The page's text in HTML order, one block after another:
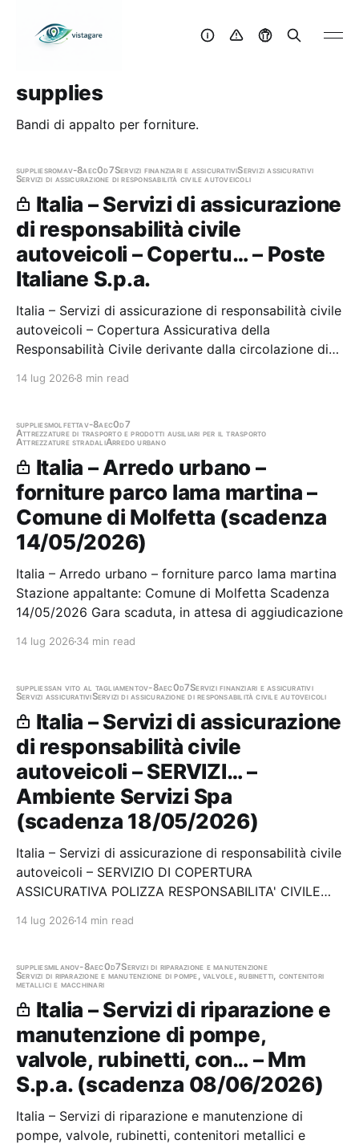
supplies
Bandi di appalto per forniture.
suppliesromav-8aec0d7Servizi finanziari e assicurativiServizi assicurativi
Servizi di assicurazione di responsabilità civile autoveicoli
Italia – Servizi di assicurazione
di responsabilità civile
autoveicoli – Copertu… – Poste
Italiane S.p.a.
Italia – Servizi di assicurazione di responsabilità civile
autoveicoli – Copertura Assicurativa della
Responsabilità Civile derivante dalla circolazione di
Stazione appaltante: Poste Italiane S.p.a. Gara
14 lug 2026 8 min read
suppliesmolfettav-8aec0d7
Attrezzature di trasporto e prodotti ausiliari per il trasporto
Attrezzature stradaliArredo urbano
Italia – Arredo urbano –
forniture parco lama martina –
Comune di Molfetta (scadenza
14/05/2026)
Italia – Arredo urbano – forniture parco lama martina
Stazione appaltante: Comune di Molfetta Scadenza
14/05/2026 Gara scaduta, in attesa di aggiudicazione
14 lug 2026 34 min read
suppliessan vito al tagliamentov-8aec0d7Servizi finanziari e assicurativi
Servizi assicurativiServizi di assicurazione di responsabilità civile autoveicoli
Italia – Servizi di assicurazione
di responsabilità civile
autoveicoli – SERVIZI… –
Ambiente Servizi Spa
(scadenza 18/05/2026)
Italia – Servizi di assicurazione di responsabilità civile
autoveicoli – SERVIZIO DI COPERTURA
ASSICURATIVA POLIZZA RESPONSABILITA' CIVILE
(CVT) Stazione appaltante: Ambiente Servizi Spa
aggiudicazione
14 lug 2026 14 min read
suppliesmilanov-8aec0d7Servizi di riparazione e manutenzione
Servizi di riparazione e manutenzione di pompe, valvole, rubinetti, contenitori
metallici e macchinari
Italia – Servizi di riparazione e
manutenzione di pompe,
valvole, rubinetti, con… – Mm
S.p.a. (scadenza 08/06/2026)
Italia – Servizi di riparazione e manutenzione di
pompe, valvole, rubinetti, contenitori metallici e